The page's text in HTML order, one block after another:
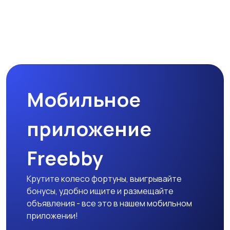
Мобильное
приложение
Freebby
Крутите колесо фортуны, выигрывайте
бонусы, удобно ищите и размещайте
объявления - все это в нашем мобильном
приложении!